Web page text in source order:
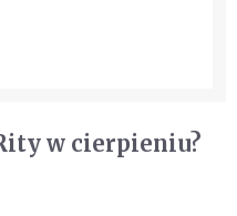
w cierpieniu?